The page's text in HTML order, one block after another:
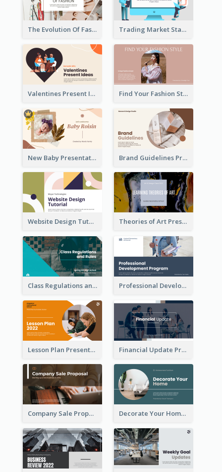
The Evolution Of Fashion Presentation Trading Market Statistics Presentation
Valentines Present Ideas Presentation Find Your Fashion Style Presentation
New Baby Presentation Brand Guidelines Presentation
Website Design Tutorial Presentation Theories of Art Presentation
Class Regulations and Rules Presentation Professional Development Program Presentation
Lesson Plan Presentation Financial Update Presentation
Company Sale Proposal Decorate Your Home Presentation